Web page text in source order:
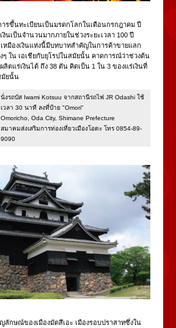
ารขึ้นทะเบียนเป็นมรดกโลกในเดือนกรกฎาคม ปี
นเป็นจำนวนมากภายในช่วงระยะเวลา 100 ปี
เหมืองเงินแห่งนี้มีบทบาทสำคัญในการค้าขายแลก
ๆ ใน เอเชียกับยุโรปในสมัยนั้น คาดการณ์ว่าช่วงต้น
ตแร่เงินได้ ถึง 38 ตัน คิดเป็น 1 ใน 3 ของแร่เงินที่
มัยนั้น
นั่งรถบัส Iwami Kotsuu จากสถานีรถไฟ JR Odashi ใช้
เวลา 30 นาที ลงที่ป้าย "Omori"
Omoricho, Oda City, Shimane Prefecture
สมาคมส่งเสริมการท่องเที่ยวเมืองโอดะ โทร 0854-89-
9090
ลักษณ์ของเมืองมัตสึเอะ เมืองรอบปราสาทซึ่งใน